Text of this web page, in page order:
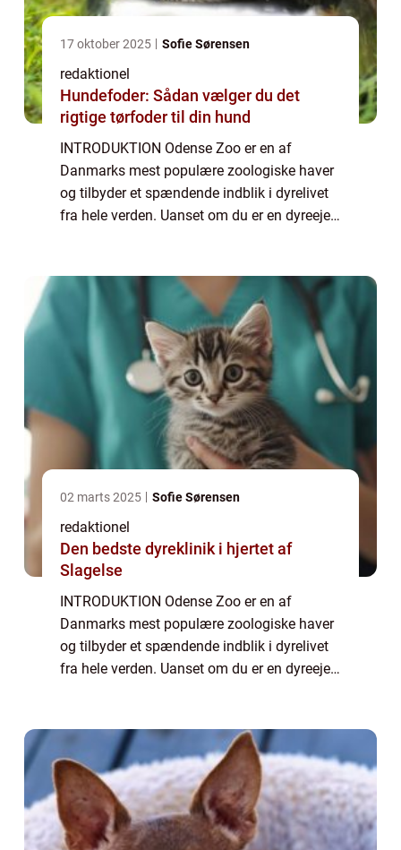
17 oktober 2025 Sofie Sørensen
redaktionel
Hundefoder: Sådan vælger du det
rigtige tørfoder til din hund
INTRODUKTION Odense Zoo er en af
Danmarks mest populære zoologiske haver
og tilbyder et spændende indblik i dyrelivet
fra hele verden. Uanset om du er en dyreejer,
02 marts 2025 Sofie Sørensen
redaktionel
Den bedste dyreklinik i hjertet af
Slagelse
INTRODUKTION Odense Zoo er en af
Danmarks mest populære zoologiske haver
og tilbyder et spændende indblik i dyrelivet
fra hele verden. Uanset om du er en dyreejer,